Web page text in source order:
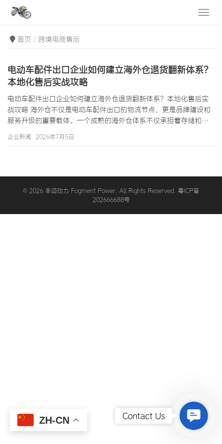
首页 跨境电商售后
电动车配件出口企业如何建立海外仓退货翻新体系？
本地化售后实战攻略
电动车配件出口企业如何建立海外仓退货翻新体系？本地化售后实
战攻略 海外仓不仅是电动车配件出口的物流节点，更是品牌建设和
服务升级的重要载体。一个成熟的海外仓体系不仅承担着存储和发
等增值服务能力。当一个买家因为买错了车型或产品瑕疵发起了退
地客服能力决定了问题能否快速解决（而非经历漫长的跨境沟
通）。本文将系统分享电动车配件出口企业…
企业新闻 2026年7月5日
© 2026 丰迈动力 Fogment Power. All Rights Reserved. 粤ICP备
202666688号
ZH-CN Contact Us